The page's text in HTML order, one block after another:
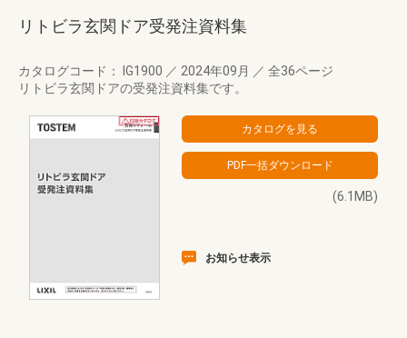
リトビラ玄関ドア受発注資料集
カタログコード： IG1900 ／ 2024年09月 ／ 全36ページ
リトビラ玄関ドアの受発注資料集です。
(6.1MB)
お知らせ表示